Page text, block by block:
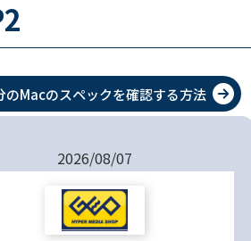
2
のMacのスペックを確認する方法
2026/08/07